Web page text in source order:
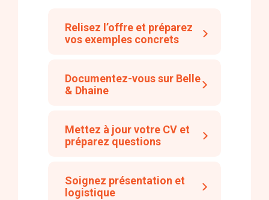
Relisez l’offre et préparez
vos exemples concrets
Documentez-vous sur Belle
& Dhaine
Mettez à jour votre CV et
préparez questions
Soignez présentation et
logistique